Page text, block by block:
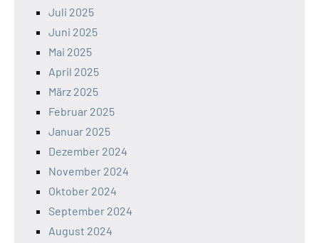
Juli 2025
Juni 2025
Mai 2025
April 2025
März 2025
Februar 2025
Januar 2025
Dezember 2024
November 2024
Oktober 2024
September 2024
August 2024